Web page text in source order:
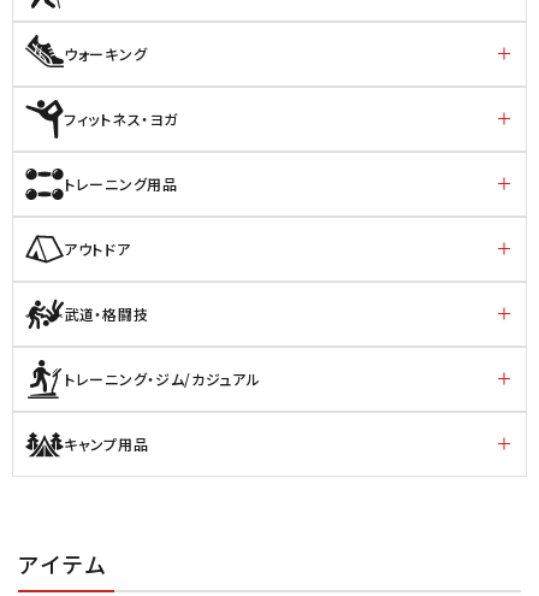
ウォーキング
フィットネス・ヨガ
トレーニング用品
アウトドア
武道・格闘技
トレーニング・ジム/カジュアル
キャンプ用品
アイテム